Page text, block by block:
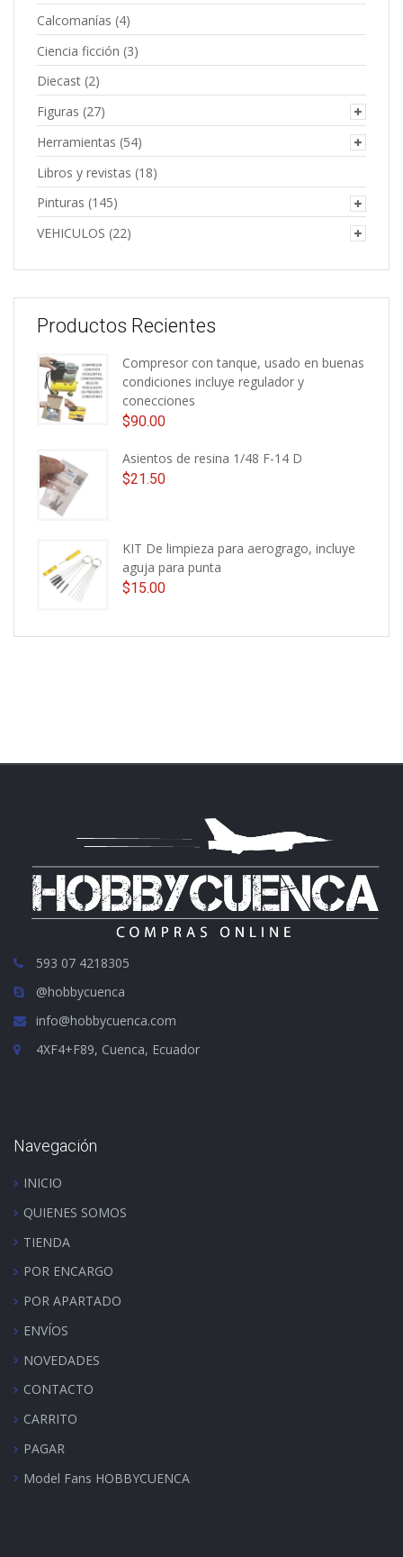
Calcomanías (4)
Ciencia ficción (3)
Diecast (2)
Figuras (27)
Herramientas (54)
Libros y revistas (18)
Pinturas (145)
VEHICULOS (22)
Productos Recientes
Compresor con tanque, usado en buenas
condiciones incluye regulador y
conecciones
$90.00
Asientos de resina 1/48 F-14 D
$21.50
KIT De limpieza para aerogrago, incluye
aguja para punta
$15.00
593 07 4218305
@hobbycuenca
info@hobbycuenca.com
4XF4+F89, Cuenca, Ecuador
Navegación
INICIO
QUIENES SOMOS
TIENDA
POR ENCARGO
POR APARTADO
ENVÍOS
NOVEDADES
CONTACTO
CARRITO
PAGAR
Model Fans HOBBYCUENCA